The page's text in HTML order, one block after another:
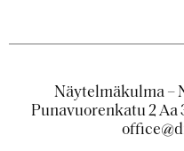
Näytelmäkulma –
Punavuorenkatu 2